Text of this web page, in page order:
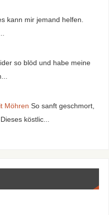
kann mir jemand helfen.
so blöd und habe meine
Möhren So sanft geschmort,
köstlic...